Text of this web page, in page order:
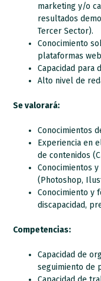
marketing y/o
resultados
Tercer Sector).
Conocimiento
plataformas
Capacidad para
Alto nivel de
Se valorará:
Conocimientos
Experiencia en
de contenidos
Conocimientos
(Photoshop,
Conocimiento y
discapacidad,
Competencias:
Capacidad de
seguimiento de